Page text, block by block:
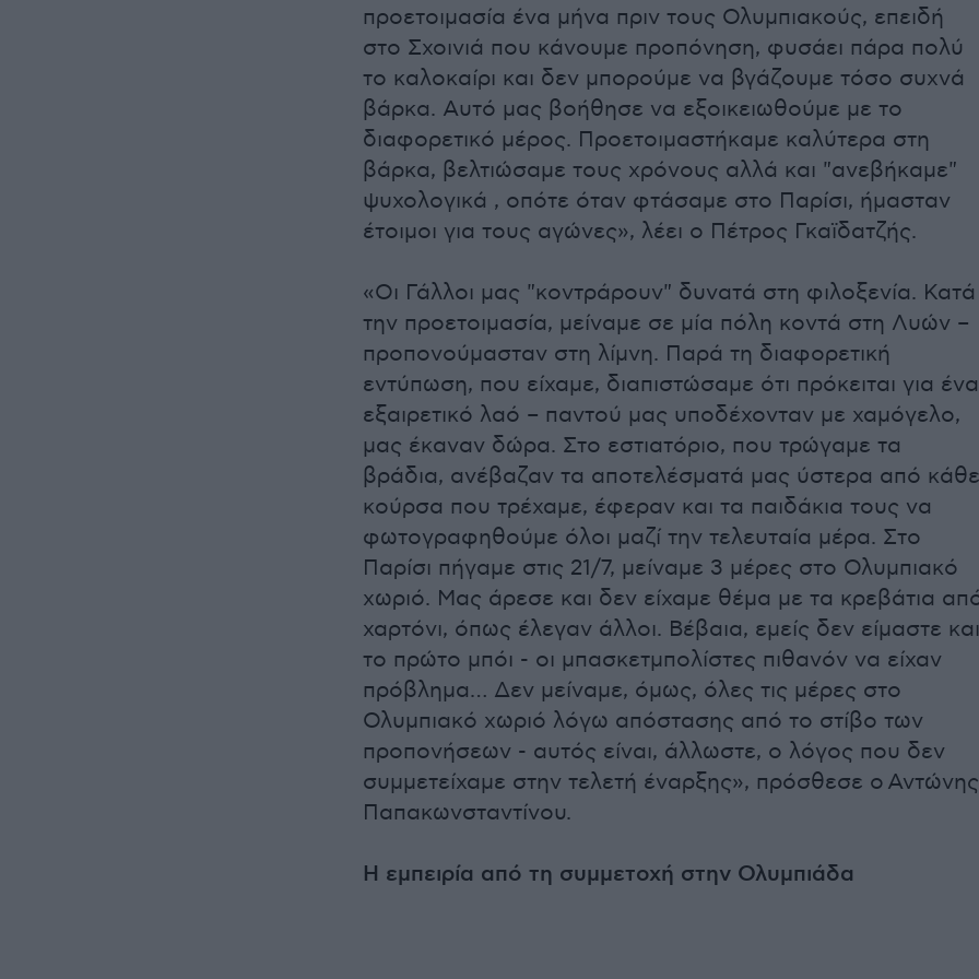
προετοιμασία ένα μήνα πριν τους Ολυμπιακούς, επειδή
στο Σχοινιά που κάνουμε προπόνηση, φυσάει πάρα πολύ
το καλοκαίρι και δεν μπορούμε να βγάζουμε τόσο συχνά
βάρκα. Αυτό μας βοήθησε να εξοικειωθούμε με το
διαφορετικό μέρος. Προετοιμαστήκαμε καλύτερα στη
βάρκα, βελτιώσαμε τους χρόνους αλλά και "ανεβήκαμε"
ψυχολογικά , οπότε όταν φτάσαμε στο Παρίσι, ήμασταν
έτοιμοι για τους αγώνες», λέει ο Πέτρος Γκαϊδατζής.
«Οι Γάλλοι μας "κοντράρουν" δυνατά στη φιλοξενία. Κατά
την προετοιμασία, μείναμε σε μία πόλη κοντά στη Λυών –
προπονούμασταν στη λίμνη. Παρά τη διαφορετική
εντύπωση, που είχαμε, διαπιστώσαμε ότι πρόκειται για ένα
εξαιρετικό λαό – παντού μας υποδέχονταν με χαμόγελο,
μας έκαναν δώρα. Στο εστιατόριο, που τρώγαμε τα
βράδια, ανέβαζαν τα αποτελέσματά μας ύστερα από κάθε
κούρσα που τρέχαμε, έφεραν και τα παιδάκια τους να
φωτογραφηθούμε όλοι μαζί την τελευταία μέρα. Στο
Παρίσι πήγαμε στις 21/7, μείναμε 3 μέρες στο Ολυμπιακό
χωριό. Μας άρεσε και δεν είχαμε θέμα με τα κρεβάτια
χαρτόνι, όπως έλεγαν άλλοι. Βέβαια, εμείς δεν είμαστε και
το πρώτο μπόι - οι μπασκετμπολίστες πιθανόν να είχαν
πρόβλημα… Δεν μείναμε, όμως, όλες τις μέρες στο
Ολυμπιακό χωριό λόγω απόστασης από το στίβο των
προπονήσεων - αυτός είναι, άλλωστε, ο λόγος που δεν
συμμετείχαμε στην τελετή έναρξης», πρόσθεσε ο Αντώνης
Παπακωνσταντίνου.
Η εμπειρία από τη συμμετοχή στην Ολυμπιάδα